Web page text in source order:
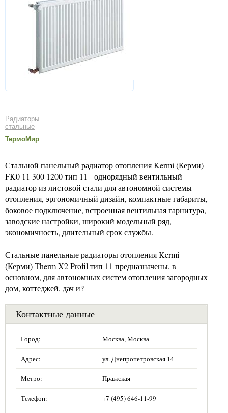
Радиаторы
стальные
ТермоМир
Стальной панельный радиатор отопления Kermi (Керми)
FK0 11 300 1200 тип 11 - однорядный вентильный
радиатор из листовой стали для автономной системы
отопления, эргономичный дизайн, компактные габариты,
боковое подключение, встроенная вентильная гарнитура,
заводские настройки, широкий модельный ряд,
экономичность, длительный срок службы.
Стальные панельные радиаторы отопления Kermi
(Керми) Therm X2 Profil тип 11 предназначены, в
основном, для автономных систем отопления загородных
дом, коттеджей, дач и?
Контактные данные
Город: Москва, Москва
Адрес: ул. Днепропетровская 14
Метро: Пражская
Телефон: +7 (495) 646-11-99